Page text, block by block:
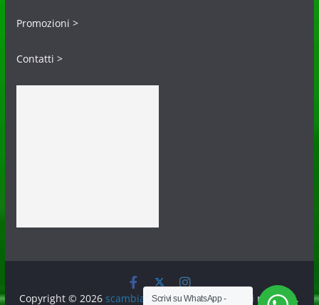
Promozioni >
Contatti >
Copyright © 2026scambiafigurine.it. Tutti i diritti riservati.
Scrivi su WhatsApp -